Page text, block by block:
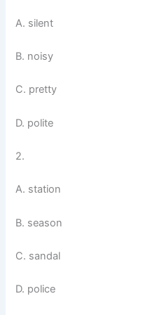
A. silent
B. noisy
C. pretty
D. polite
2.
A. station
B. season
C. sandal
D. police